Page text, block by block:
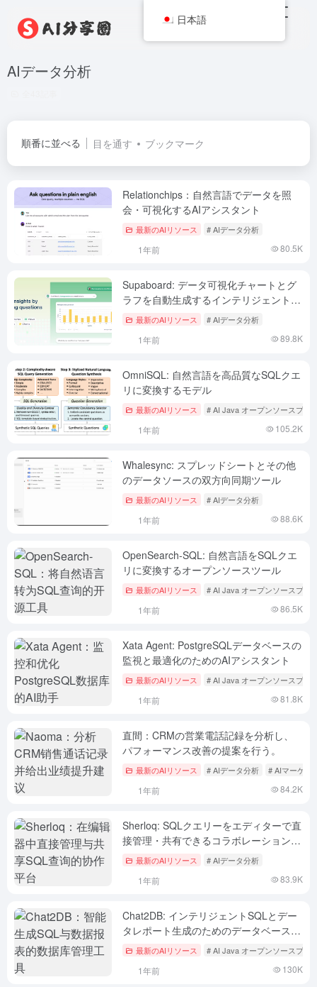
AIデータ分析
順番に並べる 目を通す ブックマーク
Relationchips：自然言語でデータを照
会・可視化するAIアシスタント
最新のAIリソース # AIデータ分析
1年前 80.5K
Supaboard: データ可視化チャートとグ
ラフを自動生成するインテリジェントな
分析ツール
最新のAIリソース # AIデータ分析
1年前 89.8K
OmniSQL: 自然言語を高品質なSQLクエ
リに変換するモデル
最新のAIリソース # AI Java オープンソースプロ
1年前 105.2K
Whalesync: スプレッドシートとその他
のデータソースの双方向同期ツール
最新のAIリソース # AIデータ分析
1年前 88.6K
OpenSearch-SQL: 自然言語をSQLクエ
リに変換するオープンソースツール
最新のAIリソース # AI Java オープンソースプロ
1年前 86.5K
Xata Agent: PostgreSQLデータベースの
監視と最適化のためのAIアシスタント
最新のAIリソース # AI Java オープンソースプロ
1年前 81.8K
直間：CRMの営業電話記録を分析し、
パフォーマンス改善の提案を行う。
最新のAIリソース # AIデータ分析 # AIマーケテ
1年前 84.2K
Sherloq: SQLクエリーをエディターで直
接管理・共有できるコラボレーション・
プラットフォーム
最新のAIリソース # AIデータ分析
1年前 83.9K
Chat2DB: インテリジェントSQLとデー
タレポート生成のためのデータベース管
理ツール
最新のAIリソース # AI Java オープンソースプロ
1年前 130K
日本語